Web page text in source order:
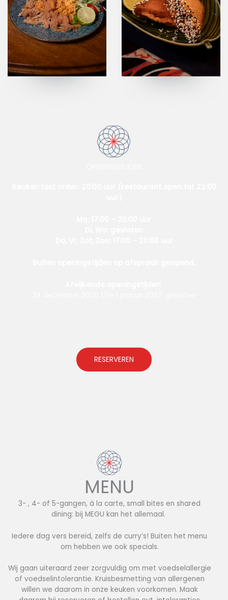
RESERVEREN
MENU
3- , 4- of 5-gangen, á la carte, small bites en shared
dining: bij MEGU kan het allemaal.
Iedere dag vers bereid, zelfs de curry’s! Buiten het menu
om hebben we ook specials.
Wij gaan uiteraard zeer zorgvuldig om met voedselallergie
of voedselintolerantie. Kruisbesmetting van allergenen
willen we daarom in onze keuken voorkomen. Maak